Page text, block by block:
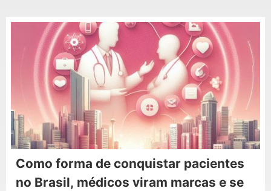
Como forma de conquistar pacientes
no Brasil, médicos viram marcas e se